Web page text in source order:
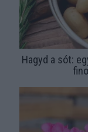
Hagyd a sót: